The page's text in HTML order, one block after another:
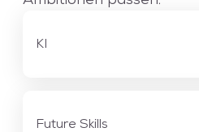
KI
Future Skills